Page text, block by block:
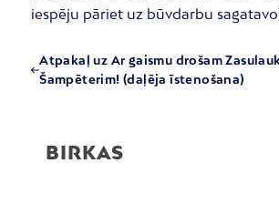
iespēju pāriet uz būvdarbu
Atpakaļ uz Ar gaismu drošam
Šampēterim! (daļēja īstenošana)
BIRKAS